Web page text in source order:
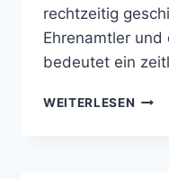
rechtzeitig
Ehrenamtler und
bedeutet ein
WEITERLESEN